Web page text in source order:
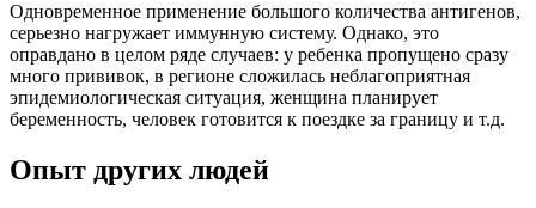
Одновременное применение большого количества антигенов,
серьезно нагружает иммунную систему. Однако, это
оправдано в целом ряде случаев: у ребенка пропущено сразу
много прививок, в регионе сложилась неблагоприятная
эпидемиологическая ситуация, женщина планирует
беременность, человек готовится к поездке за границу и т.д.
Опыт других людей